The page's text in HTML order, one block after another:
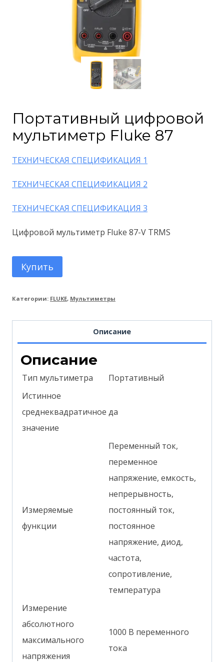
Портативный цифровой
мультиметр Fluke 87
ТЕХНИЧЕСКАЯ СПЕЦИФИКАЦИЯ 1
ТЕХНИЧЕСКАЯ СПЕЦИФИКАЦИЯ 2
ТЕХНИЧЕСКАЯ СПЕЦИФИКАЦИЯ 3
Цифровой мультиметр Fluke 87-V TRMS
Купить
Категории: FLUKE, Мультиметры
Описание
Описание
Тип мультиметра
Портативный
Истинное
среднеквадратичное
значение
да
Измеряемые
функции
Переменный ток,
переменное
напряжение, емкость,
непрерывность,
постоянный ток,
постоянное
напряжение, диод,
частота,
сопротивление,
температура
Измерение
абсолютного
максимального
напряжения
1000 В переменного
тока